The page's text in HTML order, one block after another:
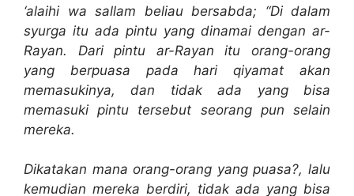
‘alaihi wa sallam beliau bersabda; “Di dalam
syurga itu ada pintu yang dinamai dengan ar-
Rayan. Dari pintu ar-Rayan itu orang-orang
yang berpuasa pada hari qiyamat akan
memasukinya, dan tidak ada yang bisa
memasuki pintu tersebut seorang pun selain
mereka.
Dikatakan mana orang-orang yang puasa?, lalu
kemudian mereka berdiri, tidak ada yang bisa